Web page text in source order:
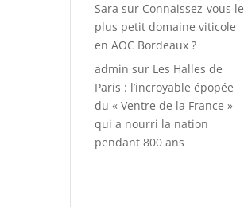
Sara sur Connaissez-vous le
plus petit domaine viticole
en AOC Bordeaux ?
admin sur Les Halles de
Paris : l’incroyable épopée
du « Ventre de la France »
qui a nourri la nation
pendant 800 ans